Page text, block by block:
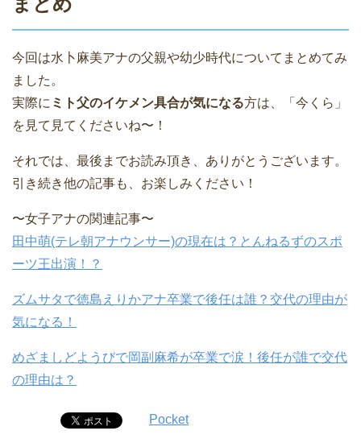
今回は水卜麻美アナの父親や幼少時代についてまとめてみ
ました。
実際に ミト父のイケメン具合が気になる方は、「今くら」
を見て見てくださいね〜！
それでは、最後までお読み頂き、ありがとうございます。
引き続き他の記事も、お楽しみください！
〜女子アナの関連記事〜
田中萌(テレ朝アナウンサー)の現在は？とんねるずのスポ
ーツ王出演！？
ズムサタで徳島えりかアナ卒業で後任は誰？交代の理由が
気になる！
めざましどようびで岡副麻希が卒業で涙！後任が誰で交代
の理由は？
Pocket